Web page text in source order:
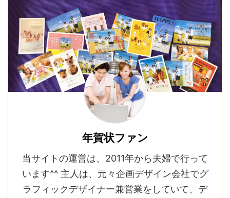
年賀状ファン
当サイトの運営は、2011年から夫婦で行って
います^^ 主人は、元々企画デザイン会社でグ
ラフィックデザイナー兼営業をしていて、デ